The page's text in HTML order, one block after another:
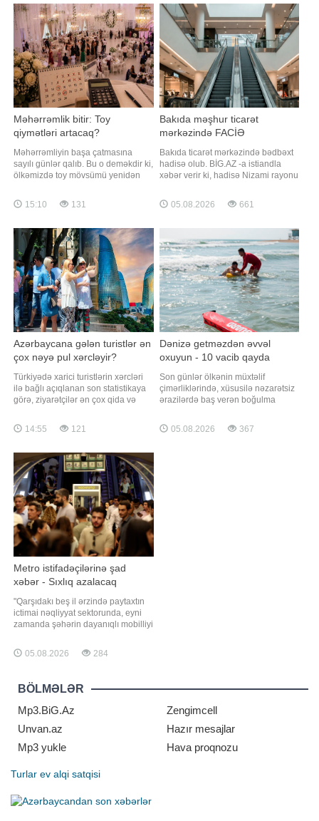
açıqlamasında səsləndirib.
Nebenzya bildirib ki, söhbət pilotsuz
uçu
şəhid anası olub. Onun oğlu Şahin
Seyidov 1989-cu ildə Bakı Dövlə
Məhərrəmlik bitir: Toy
qiymətləri artacaq?
Məhərrəmliyin başa çatmasına
sayılı günlər qalıb. Bu o deməkdir ki,
ölkəmizdə toy mövsümü yenidən
Evlənməyə hazırlaşan cütlükləri ən
çox maraqlandıran məsələlərdən
dəyişib-dəyişməməsi, eləcə də
uyğun tarix tapmağın
mümkünlüyüdür. Bəs real duru
15:10 131
Bakıda məşhur ticarət
mərkəzində FACİƏ
Bakıda ticarət mərkəzində bədbəxt
hadisə olub. BİG.AZ -a istiandla
xəbər verir ki, hadisə Nizami rayonu
mərkəzində baş verib. Burada
çalışan şəxslərdən biri liftin
həyatını xilas etmək mümkün
olmayıb
05.08.2026 661
Azərbaycana gələn turistlər ən
çox nəyə pul xərcləyir?
Türkiyədə xarici turistlərin xərcləri
ilə bağlı açıqlanan son statistikaya
görə, ziyarətçilər ən çox qida və
turistlərin səfər zamanı hansı
sahələrə daha çox vəsait ayırdığına
vəziyyət necədir? Ölkəmizə gələn
turistlər daha çox hans
14:55 121
Dənizə getməzdən əvvəl
oxuyun - 10 vacib qayda
Son günlər ölkənin müxtəlif
çimərliklərində, xüsusilə nəzarətsiz
ərazilərdə baş verən boğulma
"Qafqazinfo" xəbər verir ki, bu cür
hadisələrin əksəriyyəti təhlükəsizlik
05.08.2026 367
Metro istifadəçilərinə şad
xəbər - Sıxlıq azalacaq
"Qarşıdakı beş il ərzində paytaxtın
ictimai nəqliyyat sektorunda, eyni
zamanda şəhərin dayanıqlı mobilliyi
yaranacaq". "Qafqazinfo" xəbər verir
ki, "Bakı Metropoliteni"nin mətbuat
Məmmədov jurnalistlərə
açıqlamasınd
05.08.2026 284
BÖLMƏLƏR
Mp3.BiG.Az
Zengimcell
Unvan.az
Hazır mesajlar
Mp3 yukle
Hava proqnozu
Turlar ev alqi satqisi